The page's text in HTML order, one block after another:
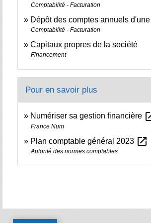
Comptabilité - Facturation
Dépôt des comptes annuels
Comptabilité - Facturation
Capitaux propres de la société
Financement
Pour en savoir plus
Numériser sa gestion financière
France Num
Plan comptable général 2023 open_in_new
Autorité des normes comptables